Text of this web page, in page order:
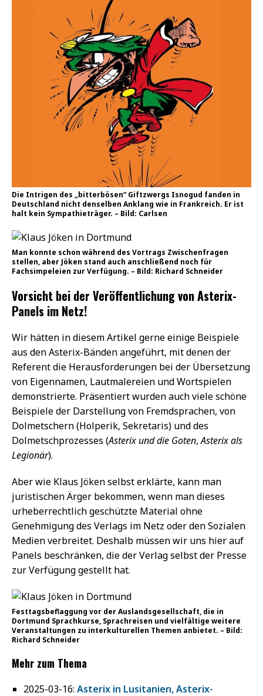
Die Intrigen des „bitterbösen“ Giftzwergs Isnogud fanden in
Deutschland nicht denselben Anklang wie in Frankreich. Er ist
halt kein Sympathieträger. – Bild: Carlsen
Man konnte schon während des Vortrags Zwischenfragen
stellen, aber Jöken stand auch anschließend noch für
Fachsimpeleien zur Verfügung. – Bild: Richard Schneider
Vorsicht bei der Veröffentlichung von Asterix-
Panels im Netz!
Wir hätten in diesem Artikel gerne einige Beispiele
aus den Asterix-Bänden angeführt, mit denen der
Referent die Herausforderungen bei der Übersetzung
von Eigennamen, Lautmalereien und Wortspielen
demonstrierte. Präsentiert wurden auch viele schöne
Beispiele der Darstellung von Fremdsprachen, von
Dolmetschern (Holperik, Sekretaris) und des
Dolmetschprozesses (Asterix und die Goten,Asterix als
Legionär).
Aber wie Klaus Jöken selbst erklärte, kann man
juristischen Ärger bekommen, wenn man dieses
urheberrechtlich geschützte Material ohne
Genehmigung des Verlags im Netz oder den Sozialen
Medien verbreitet. Deshalb müssen wir uns hier auf
Panels beschränken, die der Verlag selbst der Presse
zur Verfügung gestellt hat.
Festtagsbeflaggung vor der Auslandsgesellschaft, die in
Dortmund Sprachkurse, Sprachreisen und vielfältige weitere
Veranstaltungen zu interkulturellen Themen anbietet. – Bild:
Richard Schneider
Mehr zum Thema
2025-03-16: Asterix in Lusitanien, Asterix-